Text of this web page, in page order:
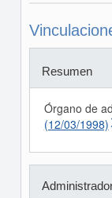
Resumen
Órgano de
(12/03/1998)